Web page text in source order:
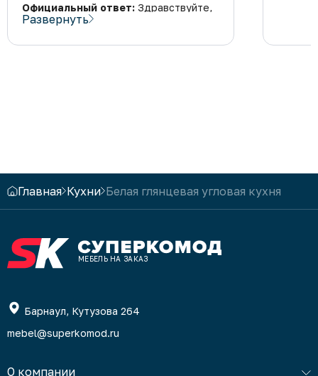
Официальный ответ: Здравствуйте,
Валерия! Благодарим за высокую
Развернуть
Главная Кухни Белая глянцевая угловая кухня
МЕБЕЛЬ НА ЗАКАЗ
Барнаул, Кутузова 264
mebel@superkomod.ru
О компании